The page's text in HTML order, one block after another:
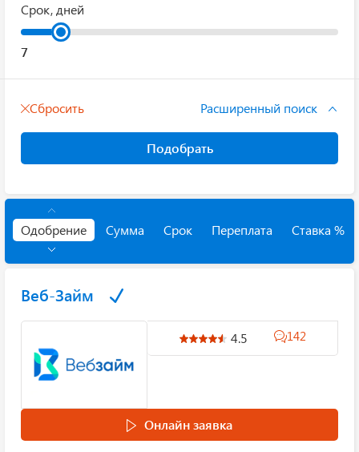
Срок, дней
Сбросить Расширенный поиск
Подобрать
Одобрение Сумма Срок Переплата Ставка %
Веб-Займ
4.5 142
Онлайн заявка